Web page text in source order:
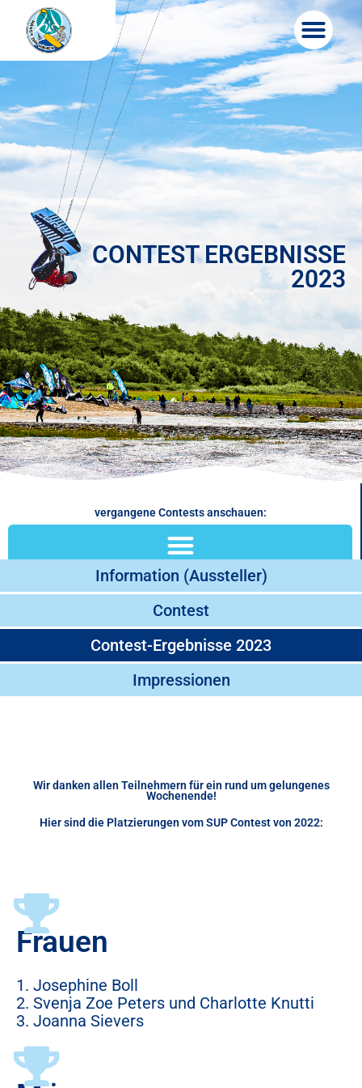
Inhalt
springen
CONTEST ERGEBNISSE
2023
vergangene Contests anschauen:
Information (Aussteller)
Contest
Contest-Ergebnisse 2023
Impressionen
Wir danken allen Teilnehmern für ein rund um gelungenes
Wochenende!
Hier sind die Platzierungen vom SUP Contest von 2022:
Frauen
1. Josephine Boll
2. Svenja Zoe Peters und Charlotte Knutti
3. Joanna Sievers